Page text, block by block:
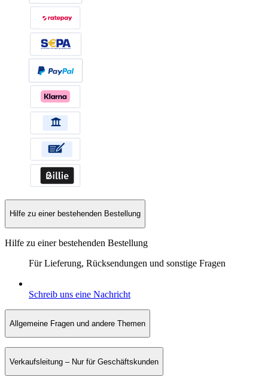
Hilfe zu einer bestehenden Bestellung
Hilfe zu einer bestehenden Bestellung
Für Lieferung, Rücksendungen und sonstige Fragen
Schreib uns eine Nachricht
Allgemeine Fragen und andere Themen
Verkaufsleitung – Nur für Geschäftskunden